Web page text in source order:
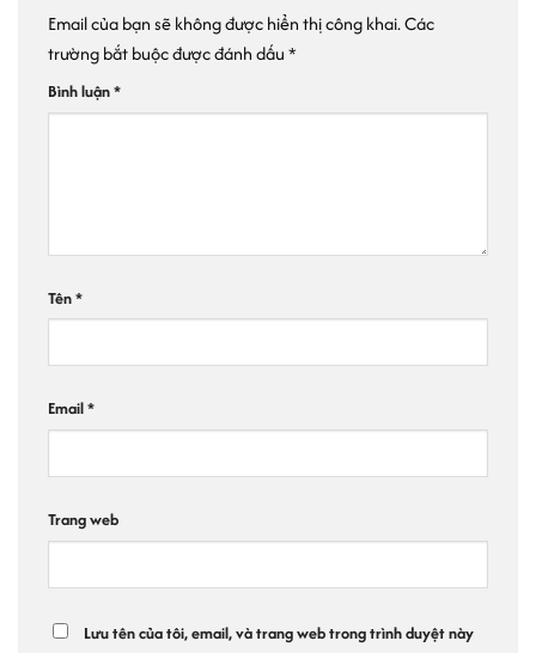
Email của bạn sẽ không được hiển thị công khai.Các
trường bắt buộc được đánh dấu*
Bình luận*
Tên*
Email*
Trang web
Lưu tên của tôi, email, và trang web trong trình duyệt này